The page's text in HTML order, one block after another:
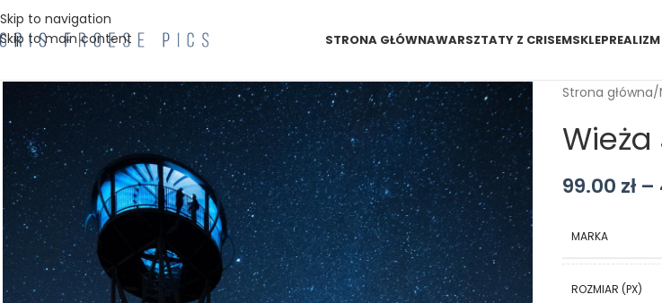
Skip to navigation
Skip to main content
STRONA GŁÓWNAWARSZTATY Z CRISEMSKLEP
Strona główna
99.00 zł –
MARKA
ROZMIAR (PX)